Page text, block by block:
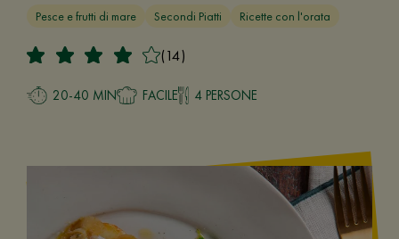
Pesce e frutti di mare Secondi Piatti Ricette con l'orata
(14)
20-40 MIN FACILE 4 PERSONE